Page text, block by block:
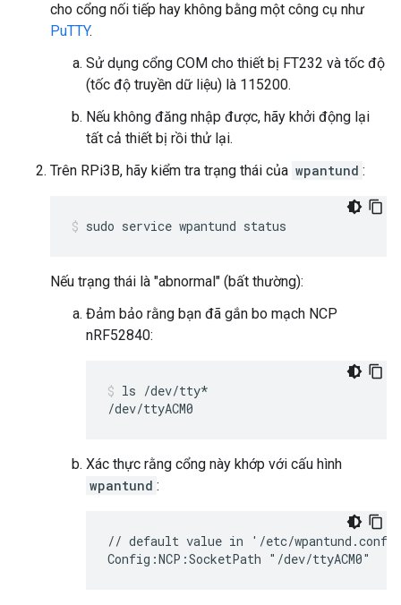
cho cổng nối tiếp hay không bằng một công cụ như
PuTTY.
Sử dụng cổng COM cho thiết bị FT232 và tốc độ
(tốc độ truyền dữ liệu) là 115200.
Nếu không đăng nhập được, hãy khởi động lại
tất cả thiết bị rồi thử lại.
Trên RPi3B, hãy kiểm tra trạng thái của wpantund :
sudo service wpantund status
Nếu trạng thái là "abnormal" (bất thường):
Đảm bảo rằng bạn đã gắn bo mạch NCP
nRF52840:
ls /dev/tty*
/dev/ttyACM0
Xác thực rằng cổng này khớp với cấu hình
wpantund :
// default value in '/etc/wpantund.conf'
Config:NCP:SocketPath "/dev/ttyACM0"